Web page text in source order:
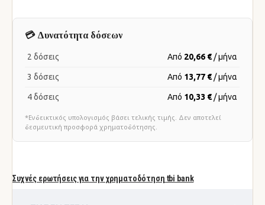
Συχνές ερωτήσεις για την χρηματοδότηση tbi bank
💳 Δυνατότητα δόσεων
2 δόσεις Από 20,66 € / μήνα
3 δόσεις Από 13,77 € / μήνα
4 δόσεις Από 10,33 € / μήνα
*Ενδεικτικός υπολογισμός βάσει τελικής τιμής. Δεν αποτελεί
δεσμευτική προσφορά χρηματοδότησης.